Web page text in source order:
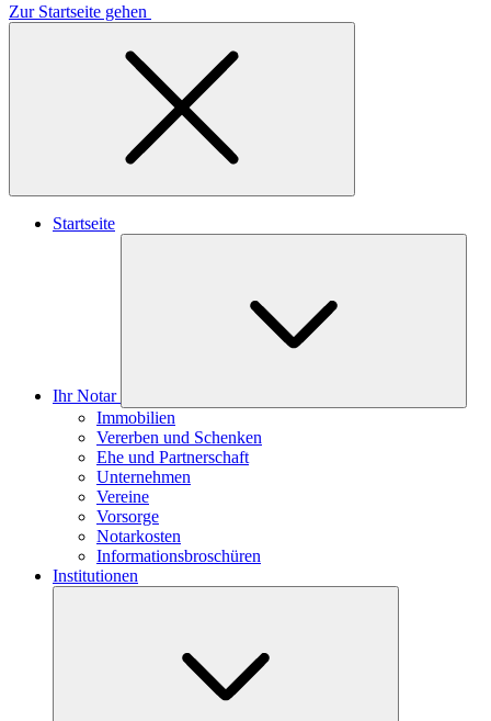
Zur Startseite gehen
Startseite
Ihr Notar
Immobilien
Vererben und Schenken
Ehe und Partnerschaft
Unternehmen
Vereine
Vorsorge
Notarkosten
Informationsbroschüren
Institutionen